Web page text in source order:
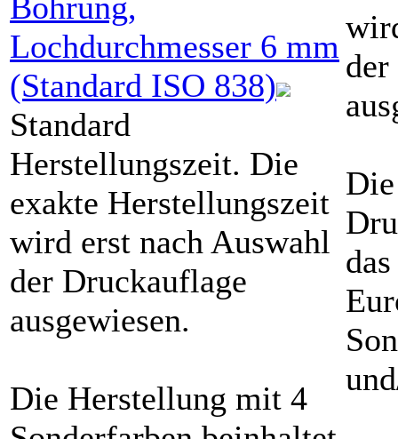
Lochdurchmesser 6 mm
(Standard ISO 838)
Standard
Herstellungszeit. Die
exakte Herstellungszeit
wird erst nach Auswahl
der Druckauflage
ausgewiesen.
Die Herstellung mit 4